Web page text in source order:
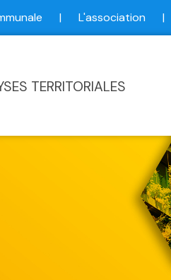
| L'association |
TERRITORIALES